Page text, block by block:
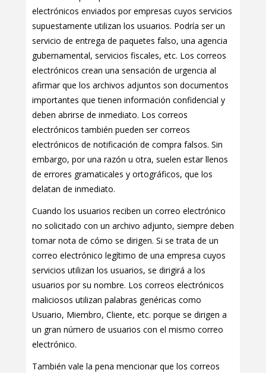
electrónicos enviados por empresas cuyos servicios
supuestamente utilizan los usuarios. Podría ser un
servicio de entrega de paquetes falso, una agencia
gubernamental, servicios fiscales, etc. Los correos
electrónicos crean una sensación de urgencia al
afirmar que los archivos adjuntos son documentos
importantes que tienen información confidencial y
deben abrirse de inmediato. Los correos
electrónicos también pueden ser correos
electrónicos de notificación de compra falsos. Sin
embargo, por una razón u otra, suelen estar llenos
de errores gramaticales y ortográficos, que los
delatan de inmediato.
Cuando los usuarios reciben un correo electrónico
no solicitado con un archivo adjunto, siempre deben
tomar nota de cómo se dirigen. Si se trata de un
correo electrónico legítimo de una empresa cuyos
servicios utilizan los usuarios, se dirigirá a los
usuarios por su nombre. Los correos electrónicos
maliciosos utilizan palabras genéricas como
Usuario, Miembro, Cliente, etc. porque se dirigen a
un gran número de usuarios con el mismo correo
electrónico.
También vale la pena mencionar que los correos